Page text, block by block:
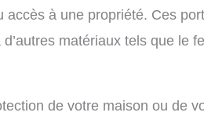
à une propriété. Ces
matériaux tels que le
de votre maison ou de